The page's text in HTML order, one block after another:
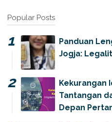
Popular Posts
Panduan
Jogja:
Kekurangan
Tantangan
Depan